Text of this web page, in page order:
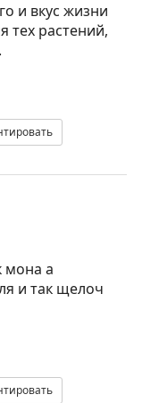
и вкус жизни
тех растений,
мона а
и так щелоч